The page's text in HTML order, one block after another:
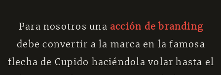
Para nosotros una acción de branding
debe convertir a la marca en la famosa
flecha de Cupido haciéndola volar hasta el